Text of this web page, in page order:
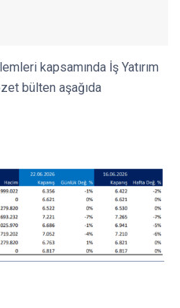
kapsamında İş Yatırım
bülten aşağıda